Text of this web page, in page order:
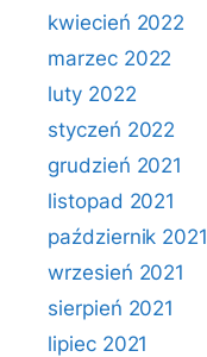
kwiecień 2022
marzec 2022
luty 2022
styczeń 2022
grudzień 2021
listopad 2021
październik 2021
wrzesień 2021
sierpień 2021
lipiec 2021